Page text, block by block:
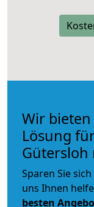
Wir
Lösung
Gütersloh
Sparen Sie
uns Ihnen
besten